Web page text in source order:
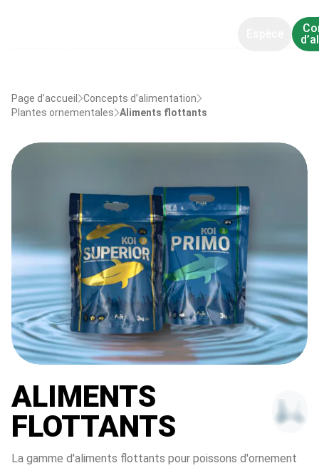
Page d’accueil
Concepts d’alimentation
Plantes ornementales Aliments flottants
ALIMENTS
FLOTTANTS
La gamme d'aliments flottants pour poissons d'ornement